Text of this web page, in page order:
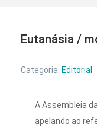
Eutanásia /
Categoria: Editorial
A Assembleia
apelando ao